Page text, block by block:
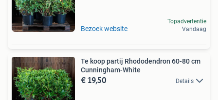
Bezoek website
Topadvertentie
Vandaag
Te koop partij Rhododendron 60-80 cm
Cunningham-White
€ 19,50 Details